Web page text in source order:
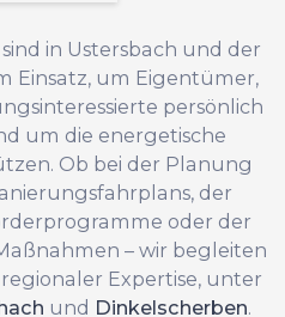
in Ustersbach und der
Einsatz, um Eigentümer,
persönlich
um die energetische
Ob bei der Planung
der
oder der
– wir begleiten
Expertise, unter
und Dinkelscherben.